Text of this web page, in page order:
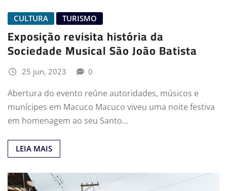
CULTURA TURISMO
Exposição revisita história da
Sociedade Musical São João Batista
25 jun, 2023 0
Abertura do evento reúne autoridades, músicos e
munícipes em Macuco Macuco viveu uma noite festiva
em homenagem ao seu Santo…
LEIA MAIS